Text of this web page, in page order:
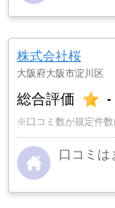
株式会社桜
大阪府大阪市淀川区
総合評価 -
※口コミ数が規定件数
口コミは